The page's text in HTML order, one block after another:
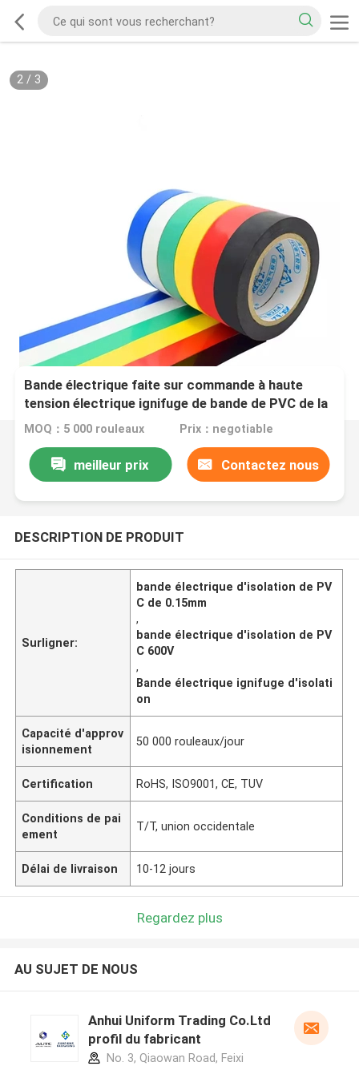
2/ 3
Bande électrique faite sur commande à haute
tension électrique ignifuge de bande de PVC de la
bande 600V d'isolation de fil
MOQ：5 000 rouleaux Prix：negotiable
meilleur prix Contactez nous
DESCRIPTION DE PRODUIT
Surligner:
bande électrique d'isolation de PV
C de 0.15mm
,
bande électrique d'isolation de PV
C 600V
,
Bande électrique ignifuge d'isolati
on
Capacité d'approv
isionnement
50 000 rouleaux/jour
Certification RoHS, ISO9001, CE, TUV
Conditions de pai
ement
T/T, union occidentale
Délai de livraison 10-12 jours
Regardez plus
AU SUJET DE NOUS
Anhui Uniform Trading Co.Ltd
profil du fabricant
No. 3, Qiaowan Road, Feixi